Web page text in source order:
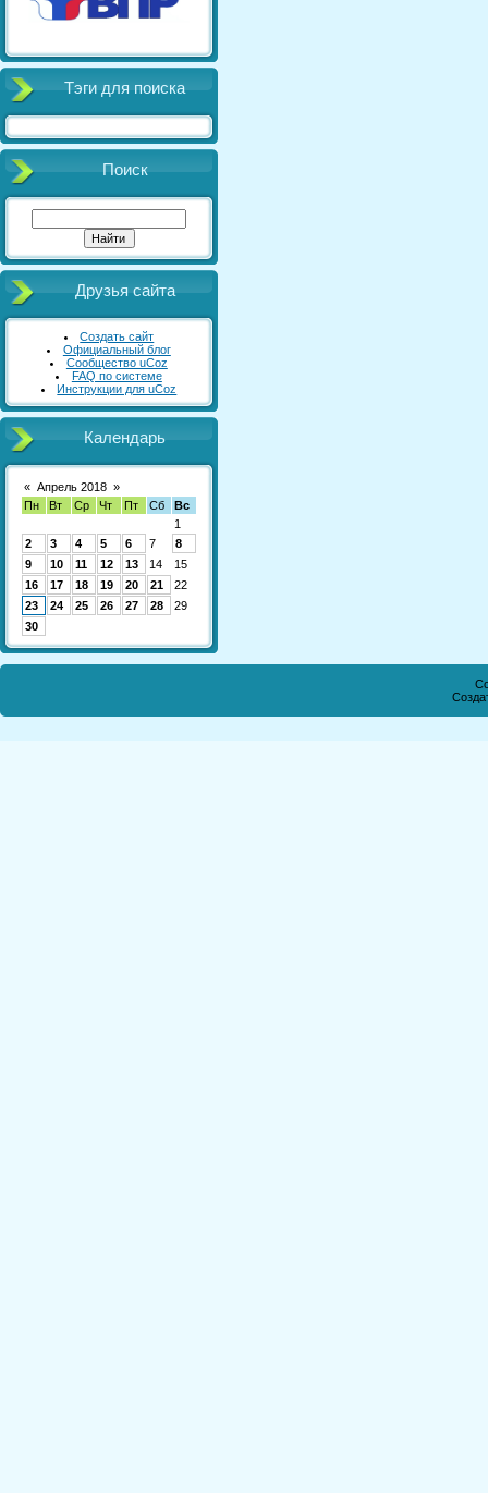
Тэги для поиска
Поиск
Друзья сайта
Создать сайт
Официальный блог
Сообщество uCoz
FAQ по системе
Инструкции для uCoz
Календарь
« Апрель 2018 »
Пн
Вт Ср Чт Пт Сб
Вс
1
2
3 4 5 6 7
8
9
10 11 12 13 14
15
16
17 18 19 20 21
22
23
24 25 26 27 28
29
30